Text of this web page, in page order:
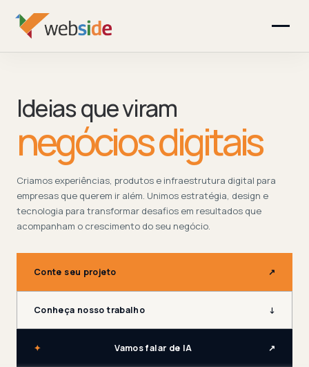
Ideias que viram
negócios digitais
Criamos experiências, produtos e infraestrutura digital para
empresas que querem ir além. Unimos estratégia, design e
tecnologia para transformar desafios em resultados que
acompanham o crescimento do seu negócio.
Conte seu projeto ↗
Conheça nosso trabalho ↓
✦ Vamos falar de IA ↗